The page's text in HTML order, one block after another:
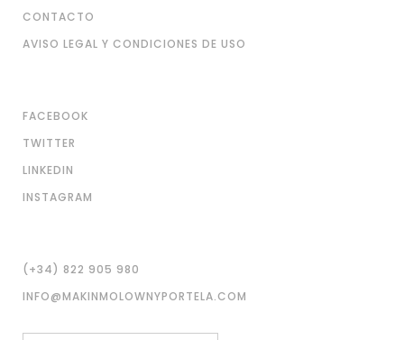
CONTACTO
AVISO LEGAL Y CONDICIONES DE USO
FACEBOOK
TWITTER
LINKEDIN
INSTAGRAM
(+34) 822 905 980
INFO@MAKINMOLOWNYPORTELA.COM